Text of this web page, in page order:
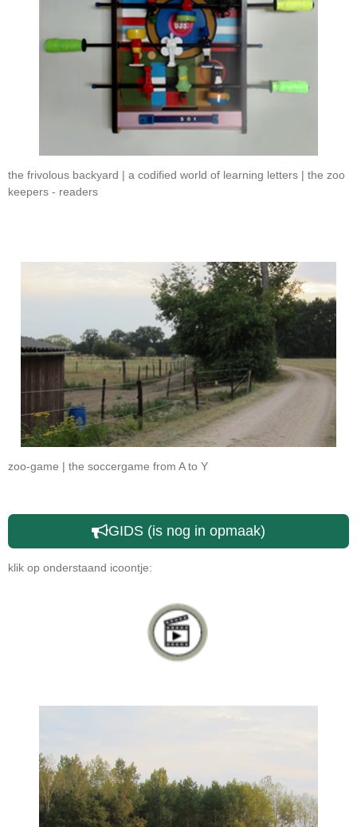
the frivolous backyard | a codified world of learning letters | the zoo
keepers - readers
zoo-game | the soccergame from A to Y
GIDS (is nog in opmaak)
klik op onderstaand icoontje: